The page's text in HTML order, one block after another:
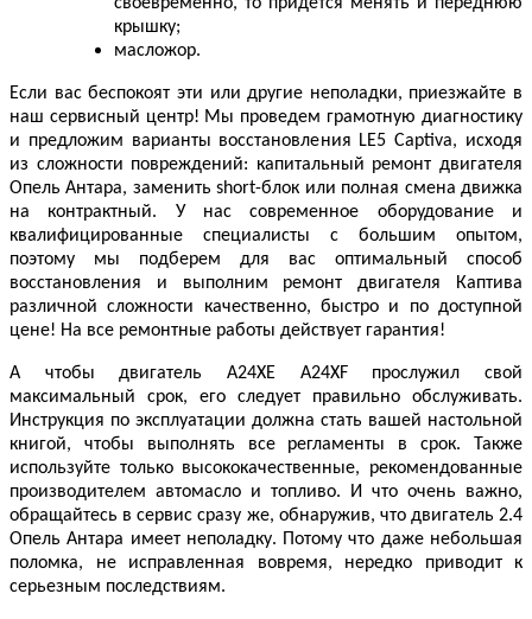
крышку;
масложор.
Если вас беспокоят эти или другие неполадки, приезжайте в
наш сервисный центр! Мы проведем грамотную диагностику
и предложим варианты восстановления LE5 Captiva, исходя
из сложности повреждений: капитальный ремонт двигателя
Опель Антара, заменить short-блок или полная смена движка
на контрактный. У нас современное оборудование и
квалифицированные специалисты с большим опытом,
поэтому мы подберем для вас оптимальный способ
восстановления и выполним ремонт двигателя Каптива
различной сложности качественно, быстро и по доступной
цене! На все ремонтные работы действует гарантия!
А чтобы двигатель A24XE A24XF прослужил свой
максимальный срок, его следует правильно обслуживать.
Инструкция по эксплуатации должна стать вашей настольной
книгой, чтобы выполнять все регламенты в срок. Также
используйте только высококачественные, рекомендованные
производителем автомасло и топливо. И что очень важно,
обращайтесь в сервис сразу же, обнаружив, что двигатель 2.4
Опель Антара имеет неполадку. Потому что даже небольшая
поломка, не исправленная вовремя, нередко приводит к
серьезным последствиям.